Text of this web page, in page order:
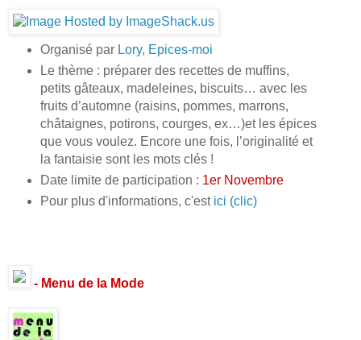
Organisé par Lory, Epices-moi
Le thème : préparer des recettes de muffins,
petits gâteaux, madeleines, biscuits… avec les
fruits d’automne (raisins, pommes, marrons,
châtaignes, potirons, courges, ex…)et les épices
que vous voulez. Encore une fois, l’originalité et
la fantaisie sont les mots clés !
Date limite de participation : 1er Novembre
Pour plus d'informations, c'est ici (clic)
- Menu de la Mode